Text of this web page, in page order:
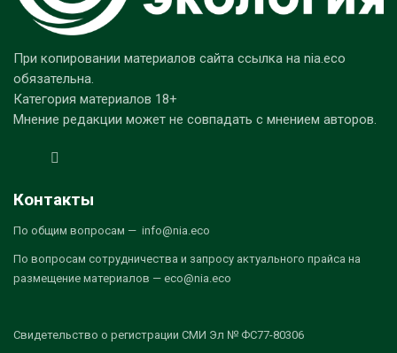
При копировании материалов сайта ссылка на nia.eco
обязательна.
Категория материалов 18+
Мнение редакции может не совпадать с мнением авторов.
Контакты
По общим вопросам — info@nia.eco
По вопросам сотрудничества и запросу актуального прайса на
размещение материалов — eco@nia.eco
Свидетельство о регистрации СМИ Эл № ФС77-80306